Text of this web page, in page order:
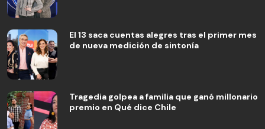
El 13 saca cuentas alegres tras el primer mes
de nueva medición de sintonía
Tragedia golpea a familia que ganó millonario
premio en Qué dice Chile